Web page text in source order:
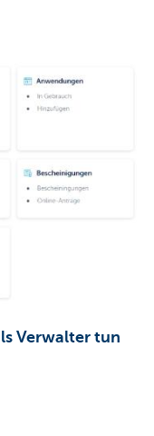
Verwalter tun